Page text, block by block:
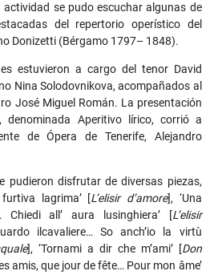
actividad se pudo escuchar algunas de
del repertorio operístico del
Donizetti (Bérgamo 1797– 1848).
estuvieron a cargo del tenor David
Nina Solodovnikova, acompañados al
José Miguel Román. La presentación
denominada Aperitivo lírico, corrió a
de Ópera de Tenerife, Alejandro
pudieron disfrutar de diversas piezas,
lagrima’ [L’elisir d’amore], ‘Una
all’ aura lusinghiera’ [L’elisir
ilcavaliere… So anch’io la virtù
], ‘Tornami a dir che m’ami’ [Don
amis, que jour de fête… Pour mon âme’